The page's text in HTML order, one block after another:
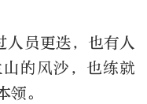
人员更迭，也有人
的风沙，也练就
。